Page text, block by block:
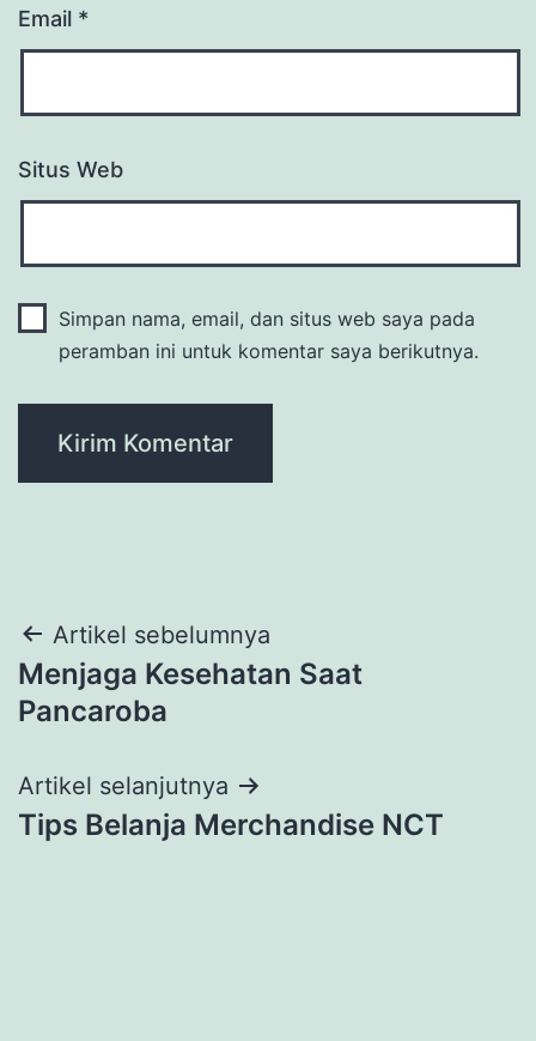
Email *
Situs Web
Simpan nama, email, dan situs web saya pada
peramban ini untuk komentar saya berikutnya.
Navigasi
pos
Artikel sebelumnya
Menjaga Kesehatan Saat
Pancaroba
Artikel selanjutnya
Tips Belanja Merchandise NCT